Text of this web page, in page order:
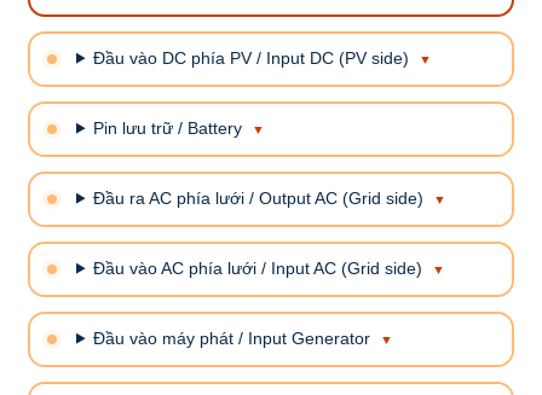
Đầu vào DC phía PV / Input DC (PV side)
Pin lưu trữ / Battery
Đầu ra AC phía lưới / Output AC (Grid side)
Đầu vào AC phía lưới / Input AC (Grid side)
Đầu vào máy phát / Input Generator